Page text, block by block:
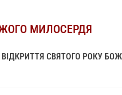
МИЛОСЕРДЯ
СВЯТОГО РОКУ